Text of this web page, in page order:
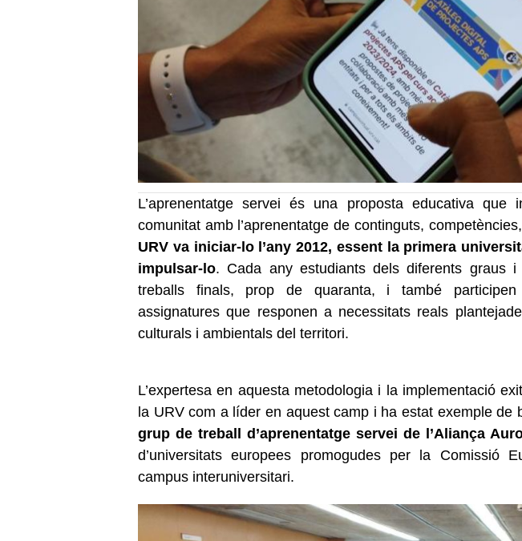
L’aprenentatge servei és una proposta educativa
comunitat amb l’aprenentatge de continguts,
URV va iniciar-lo l’any 2012, essent la primera
impulsar-lo. Cada any estudiants dels diferents graus i
treballs finals, prop de quaranta, i també
assignatures que responen a necessitats reals
culturals i ambientals del territori.
L’expertesa en aquesta metodologia i la implementació
la URV com a líder en aquest camp i ha estat exemple de
grup de treball d’aprenentatge servei de l’Aliança
d’universitats europees promogudes per la Comissió
campus interuniversitari.